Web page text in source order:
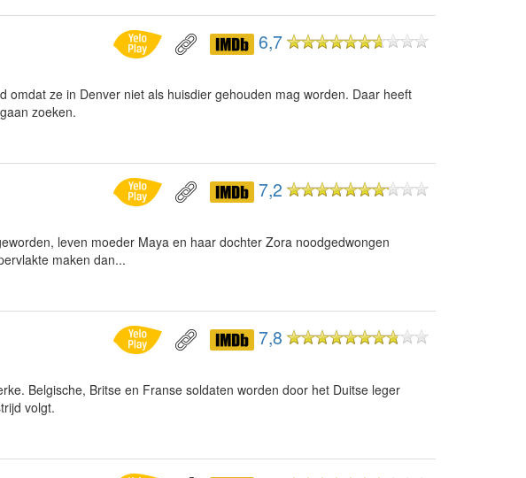
6,7
omdat ze in Denver niet als huisdier gehouden mag worden. Daar heeft
zoeken.
7,2
leven moeder Maya en haar dochter Zora noodgedwongen
maken dan...
7,8
Belgische, Britse en Franse soldaten worden door het Duitse leger
volgt.